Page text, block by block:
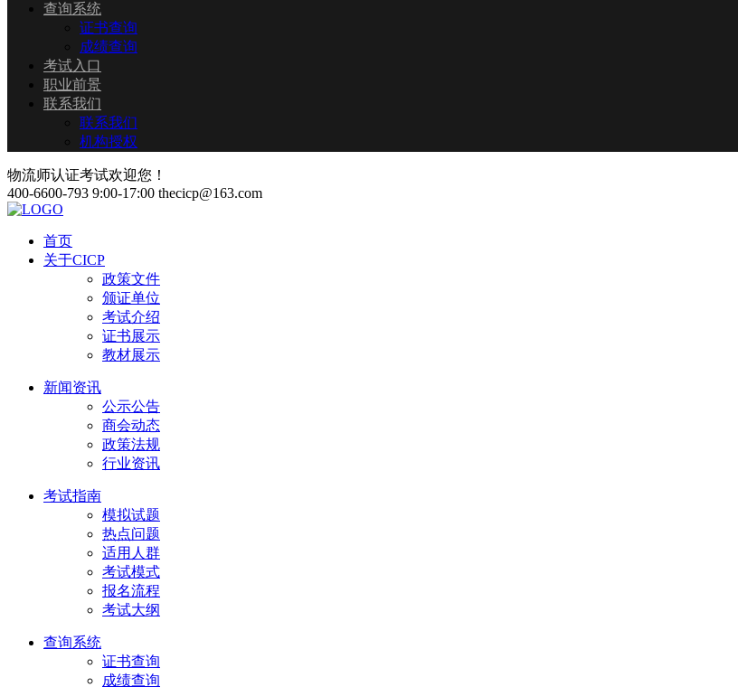
查询系统
证书查询
成绩查询
考试入口
职业前景
联系我们
联系我们
机构授权
物流师认证考试欢迎您！
400-6600-793 9:00-17:00 thecicp@163.com
首页
关于CICP
政策文件
颁证单位
考试介绍
证书展示
教材展示
新闻资讯
公示公告
商会动态
政策法规
行业资讯
考试指南
模拟试题
热点问题
适用人群
考试模式
报名流程
考试大纲
查询系统
证书查询
成绩查询